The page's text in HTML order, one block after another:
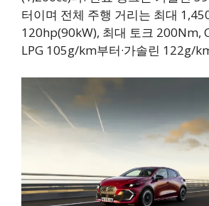
터이며 전체 주행 거리는 최대
120hp(90kW), 최대 토크 200Nm,
LPG 105g/km부터·가솔린 122g/